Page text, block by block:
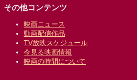
その他コンテンツ
映画ニュース
動画配信作品
TV放映スケジュール
今見る映画情報
映画の時間について